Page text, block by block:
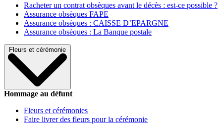
Racheter un contrat obsèques avant le décès : est-ce possible ?
Assurance obsèques FAPE
Assurance obsèques : CAISSE D’EPARGNE
Assurance obsèques : La Banque postale
Fleurs et cérémonie
Hommage au défunt
Fleurs et cérémonies
Faire livrer des fleurs pour la cérémonie